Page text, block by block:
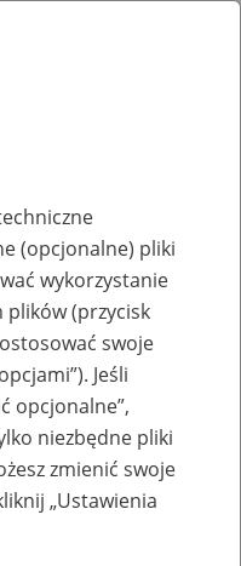
profili
firmy
(opcjonalne) pliki
wykorzystanie
plików (przycisk
swoje
Jeśli
opcjonalne”,
niezbędne pliki
zmienić swoje
„Ustawienia